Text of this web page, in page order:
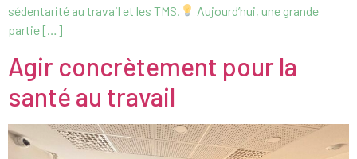
sédentarité au travail et les TMS.
Aujourd’hui, une grande
partie […]
Agir concrètement pour la
santé au travail